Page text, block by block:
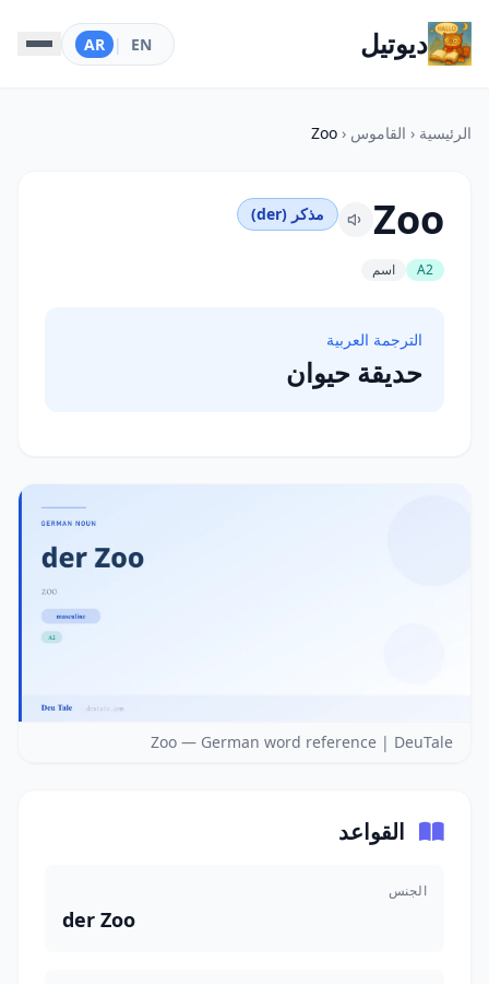
ديوتيل EN
|
AR
الرئيسية ‹ القاموس ‹
Zoo
Zoo مذكر (der)
A2 اسم
الترجمة العربية
حديقة حيوان
Zoo — German word reference | DeuTale
القواعد
الجنس
der Zoo